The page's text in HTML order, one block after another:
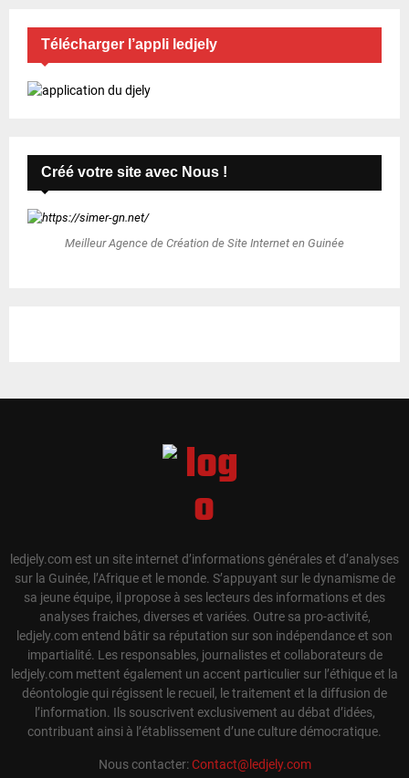
Télécharger l’appli ledjely
Créé votre site avec Nous !
Meilleur Agence de Création de Site Internet en Guinée
ledjely.com est un site internet d’informations générales et d’analyses
sur la Guinée, l’Afrique et le monde. S’appuyant sur le dynamisme de
sa jeune équipe, il propose à ses lecteurs des informations et des
analyses fraiches, diverses et variées. Outre sa pro-activité,
ledjely.com entend bâtir sa réputation sur son indépendance et son
impartialité. Les responsables, journalistes et collaborateurs de
ledjely.com mettent également un accent particulier sur l’éthique et la
déontologie qui régissent le recueil, le traitement et la diffusion de
l’information. Ils souscrivent exclusivement au débat d’idées,
contribuant ainsi à l’établissement d’une culture démocratique.
Nous contacter:Contact@ledjely.com